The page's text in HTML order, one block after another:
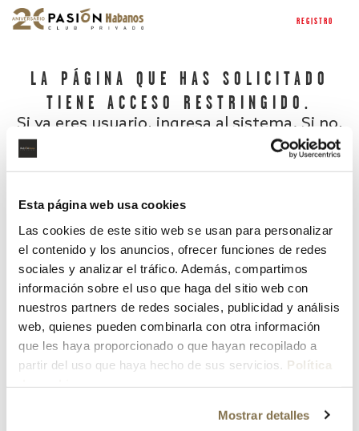
Esta página web usa cookies
Las cookies de este sitio web se usan para personalizar
el contenido y los anuncios, ofrecer funciones de redes
sociales y analizar el tráfico. Además, compartimos
información sobre el uso que haga del sitio web con
nuestros partners de redes sociales, publicidad y análisis
web, quienes pueden combinarla con otra información
que les haya proporcionado o que hayan recopilado a
partir del uso que haya hecho de sus servicios. Política
Mostrar detalles
REGISTRO
LA PÁGINA QUE HAS SOLICITADO
TIENE ACCESO RESTRINGIDO.
Si ya eres usuario, ingresa al sistema. Si no,
¿Has olvidado tu contraseña?